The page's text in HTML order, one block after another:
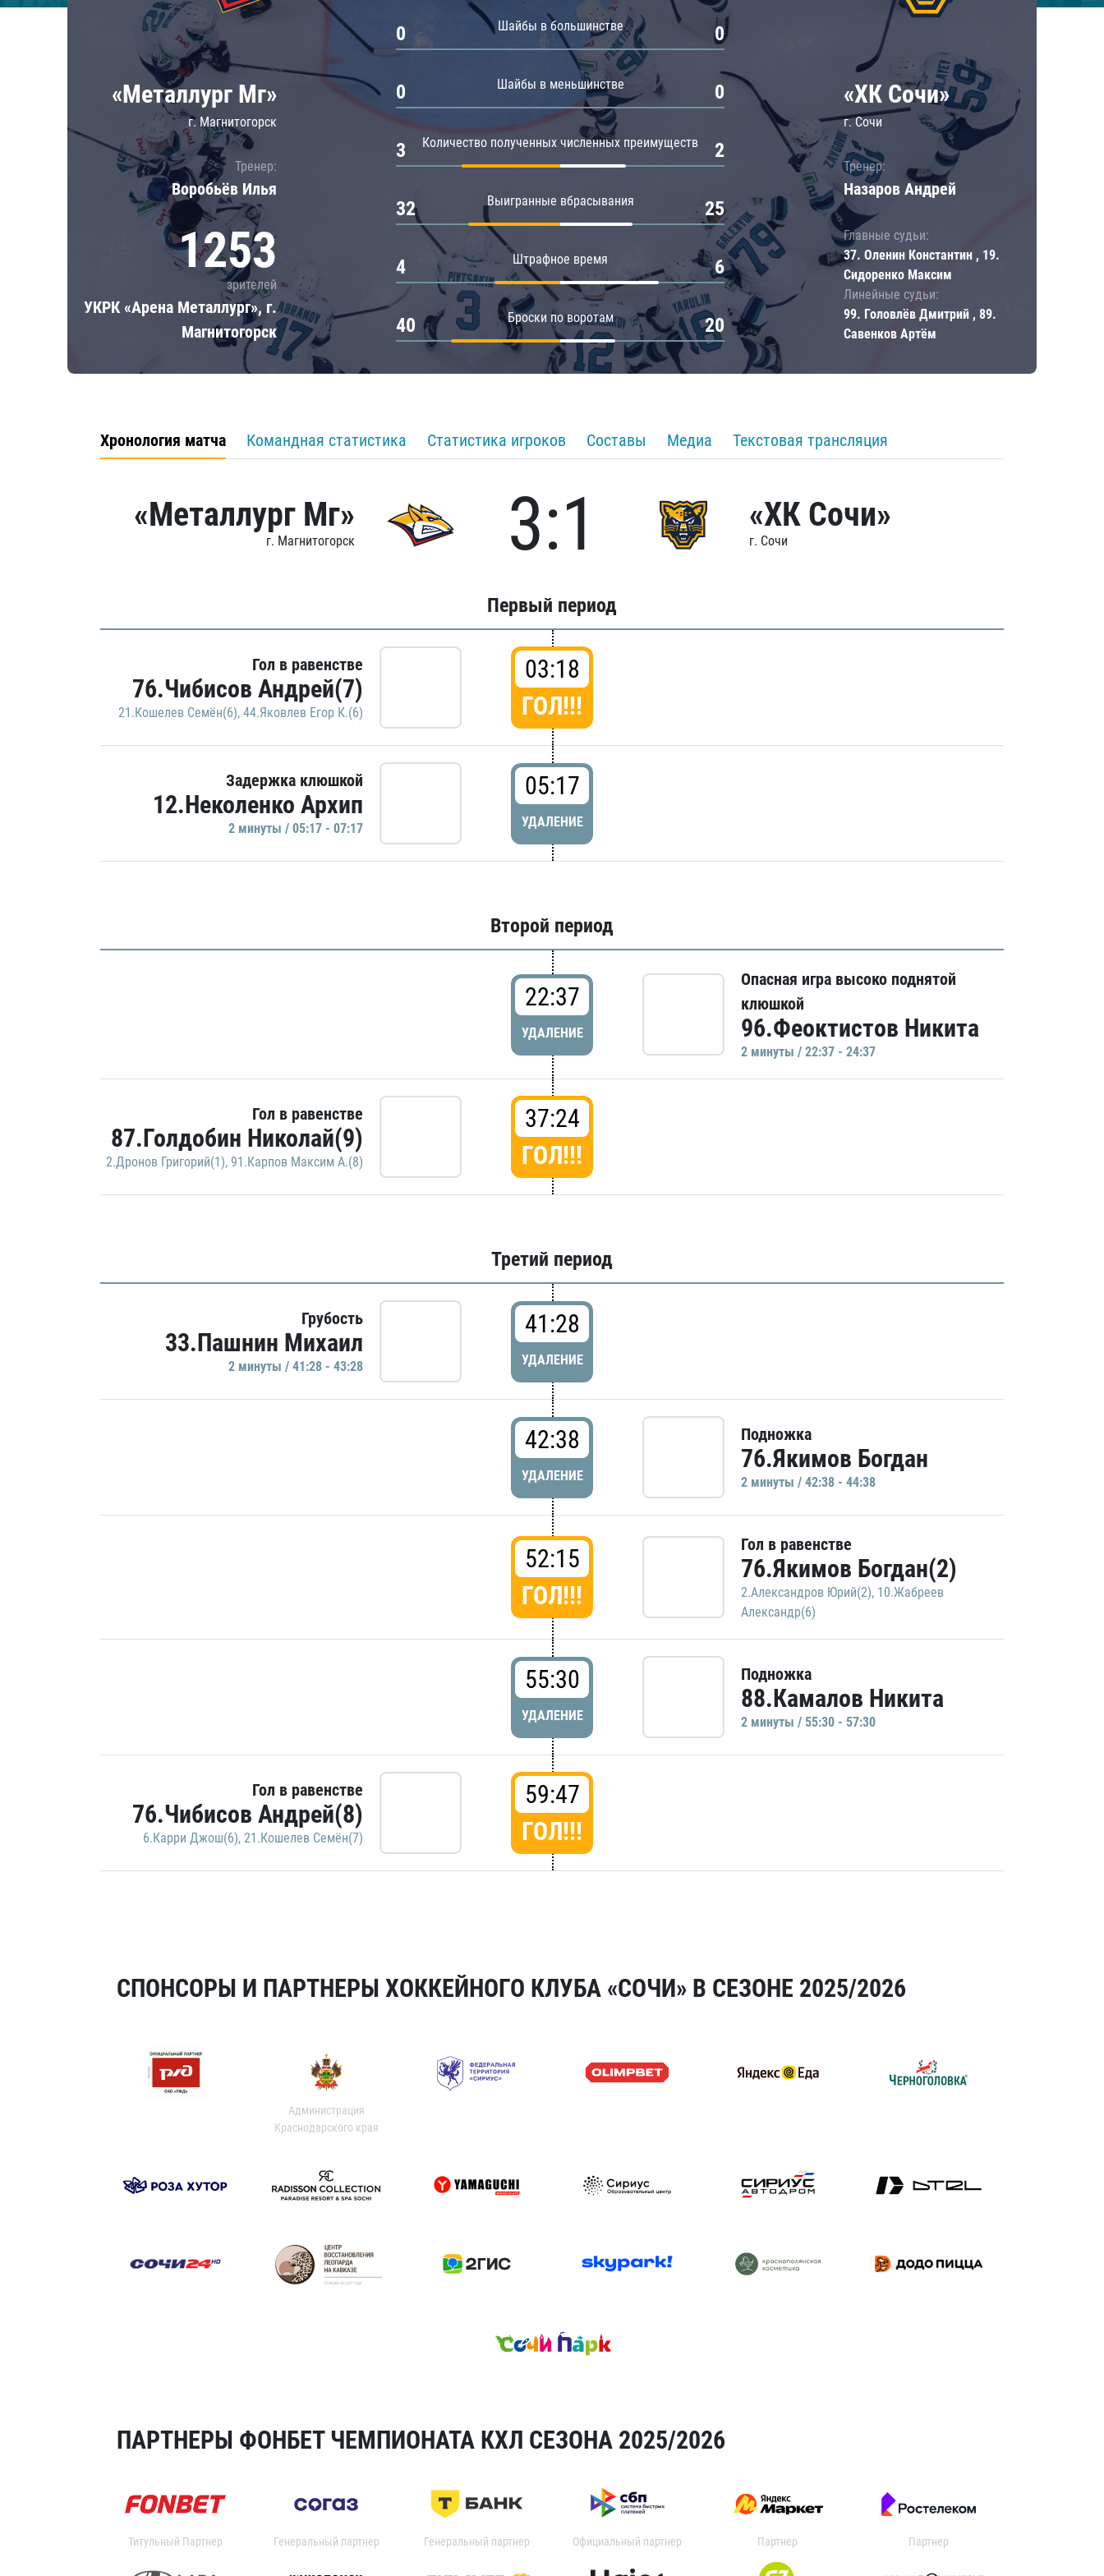
Локомотив
ЦСКА
Шанхайские Драконы
«Металлург Мг»
г. Магнитогорск
Тренер:
Воробьёв Илья
1253
зрителей
УКРК «Арена Металлург», г.
Магнитогорск
Шайбы в большинстве
0 0
Шайбы в меньшинстве
0 0
Количество полученных численных преимуществ
3 2
Выигранные вбрасывания
32 25
Штрафное время
4 6
Броски по воротам
40 20
«ХК Сочи»
г. Сочи
Тренер:
Назаров Андрей
Главные судьи:
37. Оленин Константин , 19.
Сидоренко Максим
Линейные судьи:
99. Головлёв Дмитрий , 89.
Савенков Артём
Хронология матча Командная статистика Статистика игроков Составы Медиа Текстовая трансляция
«Металлург Мг»
г. Магнитогорск 3:1 «ХК Сочи»
г. Сочи
Первый период
Гол в равенстве
76.Чибисов Андрей(7)
21.Кошелев Семён(6), 44.Яковлев Егор К.(6)
03:18
ГОЛ!!!
Задержка клюшкой
12.Неколенко Архип
2 минуты / 05:17 - 07:17
05:17
УДАЛЕНИЕ
Второй период
22:37
УДАЛЕНИЕ
Опасная игра высоко поднятой
клюшкой
96.Феоктистов Никита
2 минуты / 22:37 - 24:37
Гол в равенстве
87.Голдобин Николай(9)
2.Дронов Григорий(1), 91.Карпов Максим А.(8)
37:24
ГОЛ!!!
Третий период
Грубость
33.Пашнин Михаил
2 минуты / 41:28 - 43:28
41:28
УДАЛЕНИЕ
42:38
УДАЛЕНИЕ
Подножка
76.Якимов Богдан
2 минуты / 42:38 - 44:38
52:15
ГОЛ!!!
Гол в равенстве
76.Якимов Богдан(2)
2.Александров Юрий(2), 10.Жабреев
Александр(6)
55:30
УДАЛЕНИЕ
Подножка
88.Камалов Никита
2 минуты / 55:30 - 57:30
Гол в равенстве
76.Чибисов Андрей(8)
6.Карри Джош(6), 21.Кошелев Семён(7)
59:47
ГОЛ!!!
СПОНСОРЫ И ПАРТНЕРЫ ХОККЕЙНОГО КЛУБА «СОЧИ» В СЕЗОНЕ 2025/2026
Администрация
Краснодарского края
ПАРТНЕРЫ ФОНБЕТ ЧЕМПИОНАТА КХЛ СЕЗОНА 2025/2026
Титульный Партнер Генеральный партнер Генеральный партнер Официальный партнер Партнер Партнер